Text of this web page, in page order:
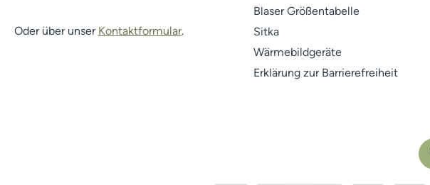
Oder über unser Kontaktformular.
Blaser Größentabelle
Sitka
Wärmebildgeräte
Erklärung zur Barrierefreiheit